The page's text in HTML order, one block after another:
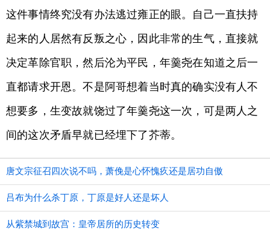
这件事情终究没有办法逃过雍正的眼。自己一直扶持
起来的人居然有反叛之心，因此非常的生气，直接就
决定革除官职，然后沦为平民，年羹尧在知道之后一
直都请求开恩。不是阿哥想着当时真的确实没有人不
想要多，生变故就饶过了年羹尧这一次，可是两人之
间的这次矛盾早就已经埋下了芥蒂。
唐文宗征召四次说不吗，萧俛是心怀愧疚还是居功自傲
吕布为什么杀丁原，丁原是好人还是坏人
从紫禁城到故宫：皇帝居所的历史转变